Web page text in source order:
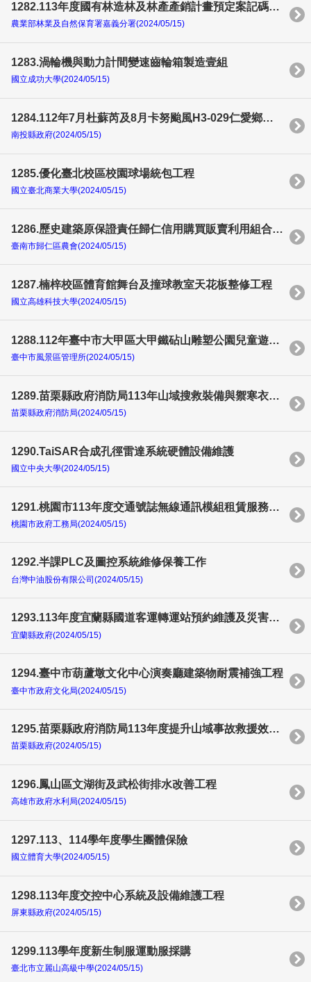
1282.113年度國有林造林及林產產銷計畫預定案記碼第國9、10、11號造林工作
農業部林業及自然保育署嘉義分署(2024/05/15)
1283.渦輪機與動力計間變速齒輪箱製造壹組
國立成功大學(2024/05/15)
1284.112年7月杜蘇芮及8月卡努颱風H3-029仁愛鄉大同村青青草原後方道路下邊坡崩坍災後復建工程
南投縣政府(2024/05/15)
1285.優化臺北校區校園球場統包工程
國立臺北商業大學(2024/05/15)
1286.歷史建築原保證責任歸仁信用購買販賣利用組合辦公廳舍修復工程
臺南市歸仁區農會(2024/05/15)
1287.楠梓校區體育館舞台及撞球教室天花板整修工程
國立高雄科技大學(2024/05/15)
1288.112年臺中市大甲區大甲鐵砧山雕塑公園兒童遊戲場環境設施改善計畫(大甲區大甲鐵砧山雕塑公園)
臺中市風景區管理所(2024/05/15)
1289.苗栗縣政府消防局113年山域搜救裝備與禦寒衣褲組採購案
苗栗縣政府消防局(2024/05/15)
1290.TaiSAR合成孔徑雷達系統硬體設備維護
國立中央大學(2024/05/15)
1291.桃園市113年度交通號誌無線通訊模組租賃服務暨3G通訊模組更換案
桃園市政府工務局(2024/05/15)
1292.半課PLC及圖控系統維修保養工作
台灣中油股份有限公司(2024/05/15)
1293.113年度宜蘭縣國道客運轉運站預約維護及災害緊急搶修應變開口契約案
宜蘭縣政府(2024/05/15)
1294.臺中市葫蘆墩文化中心演奏廳建築物耐震補強工程
臺中市政府文化局(2024/05/15)
1295.苗栗縣政府消防局113年度提升山域事故救援效能中程計畫-山域救援裝備器材採購案
苗栗縣政府(2024/05/15)
1296.鳳山區文湖街及武松街排水改善工程
高雄市政府水利局(2024/05/15)
1297.113、114學年度學生團體保險
國立體育大學(2024/05/15)
1298.113年度交控中心系統及設備維護工程
屏東縣政府(2024/05/15)
1299.113學年度新生制服運動服採購
臺北市立麗山高級中學(2024/05/15)